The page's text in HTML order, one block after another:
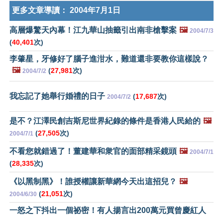
更多文章導讀： 2004年7月1日
高層爆驚天內幕！江九華山抽籤引出南非槍擊案 🖼️ 2004/7/3
(40,401次)
李肇星，牙修好了腦子進泔水，難道還非要教你這樣說？
🖼️ 2004/7/2 (27,981次)
我忘記了她舉行婚禮的日子 2004/7/2 (17,687次)
是不？江澤民創吉斯尼世界紀錄的條件是香港人民給的 🖼️
2004/7/1 (27,505次)
不看您就錯過了！董建華和衆官的面部精采鏡頭 🖼️ 2004/7/1
(28,335次)
《以黑制黑》！誰授權讓新華網今天出這招兒？ 🖼️
2004/6/30 (21,051次)
一怒之下抖出一個祕密！有人揚言出200萬元買曾慶紅人